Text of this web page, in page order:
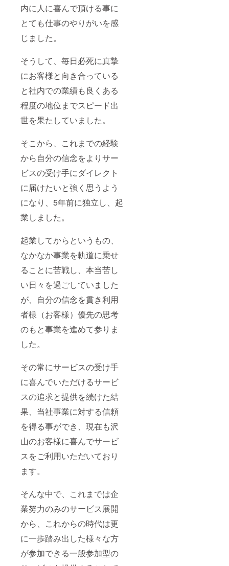
内に人に喜んで頂ける事に
とても仕事のやりがいを感
じました。
そうして、毎日必死に真摯
にお客様と向き合っている
と社内での業績も良くある
程度の地位までスピード出
世を果たしていました。
そこから、これまでの経験
から自分の信念をよりサー
ビスの受け手にダイレクト
に届けたいと強く思うよう
になり、5年前に独立し、起
業しました。
起業してからというもの、
なかなか事業を軌道に乗せ
ることに苦戦し、本当苦し
い日々を過ごしていました
が、自分の信念を貫き利用
者様（お客様）優先の思考
のもと事業を進めて参りま
した。
その常にサービスの受け手
に喜んでいただけるサービ
スの追求と提供を続けた結
果、当社事業に対する信頼
を得る事ができ、現在も沢
山のお客様に喜んでサービ
スをご利用いただいており
ます。
そんな中で、これまでは企
業努力のみのサービス展開
から、これからの時代は更
に一歩踏み出した様々な方
が参加できる一般参加型の